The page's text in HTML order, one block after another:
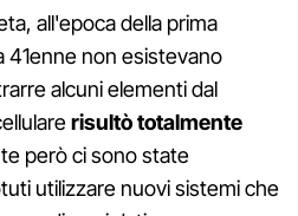
all'epoca della prima
41enne non esistevano
alcuni elementi dal
risultò totalmente
però ci sono state
utilizzare nuovi sistemi che